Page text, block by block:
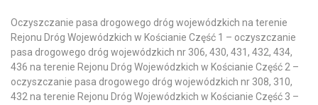
Oczyszczanie pasa drogowego dróg wojewódzkich na terenie
Rejonu Dróg Wojewódzkich w Kościanie Część 1 – oczyszczanie
pasa drogowego dróg wojewódzkich nr 306, 430, 431, 432, 434,
436 na terenie Rejonu Dróg Wojewódzkich w Kościanie Część 2 –
oczyszczanie pasa drogowego dróg wojewódzkich nr 308, 310,
432 na terenie Rejonu Dróg Wojewódzkich w Kościanie Część 3 –